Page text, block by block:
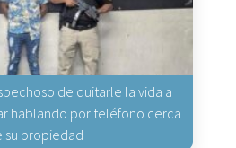
de quitarle la vida a
hablando por teléfono cerca
su propiedad